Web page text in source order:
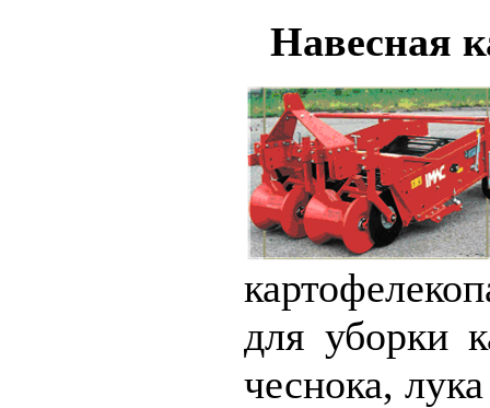
Навесная
для уборки
чеснока,